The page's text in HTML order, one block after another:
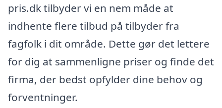
pris.dk tilbyder vi en nem måde at
indhente flere tilbud på tilbyder fra
fagfolk i dit område. Dette gør det lettere
for dig at sammenligne priser og finde det
firma, der bedst opfylder dine behov og
forventninger.